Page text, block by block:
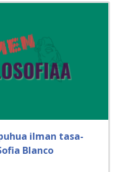
ilman tasa-
Blanco